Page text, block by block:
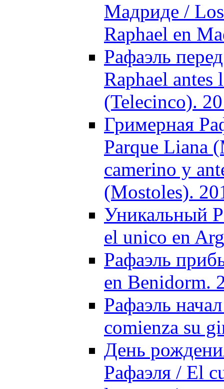
Мадриде /
Raphael en
Рафаэль
Raphael
(Telecinco).
Гримерная
Parque Liana
camerino y
(Mostoles).
Уникальный
el unico en
Рафаэль
en Benidorm.
Рафаэль
comienza su
День
Рафаэля / El